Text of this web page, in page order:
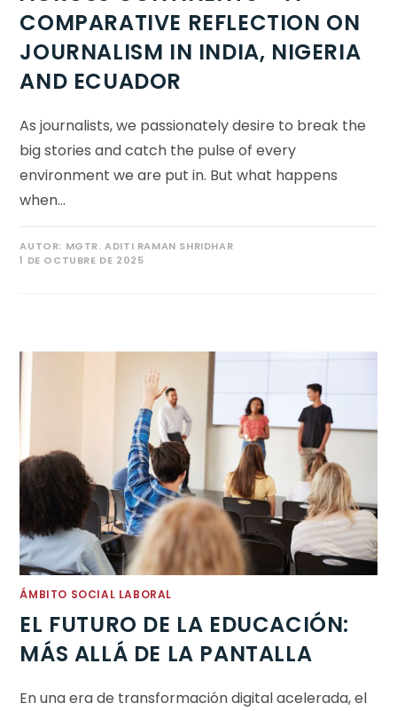
COMPARATIVE REFLECTION ON
JOURNALISM IN INDIA, NIGERIA
AND ECUADOR
As journalists, we passionately desire to break the
big stories and catch the pulse of every
environment we are put in. But what happens
when…
AUTOR: MGTR. ADITI RAMAN SHRIDHAR
1 DE OCTUBRE DE 2025
ÁMBITO SOCIAL LABORAL
EL FUTURO DE LA EDUCACIÓN:
MÁS ALLÁ DE LA PANTALLA
En una era de transformación digital acelerada, el